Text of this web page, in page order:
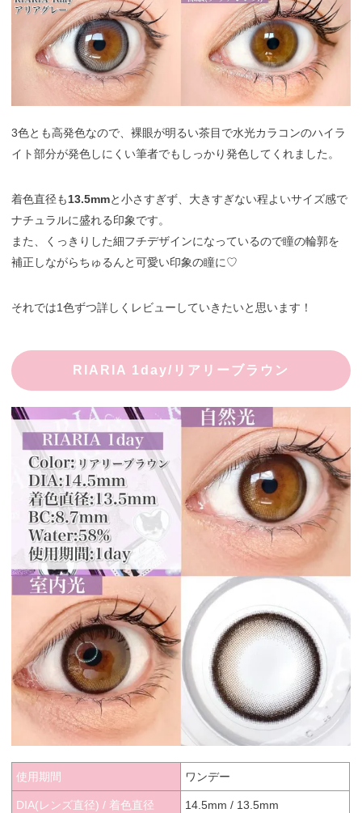
3色とも高発色なので、裸眼が明るい茶目で水光カラコンのハイラ
イト部分が発色しにくい筆者でもしっかり発色してくれました。
着色直径も13.5mmと小さすぎず、大きすぎない程よいサイズ感で
ナチュラルに盛れる印象です。
また、くっきりした細フチデザインになっているので瞳の輪郭を
補正しながらちゅるんと可愛い印象の瞳に♡
それでは1色ずつ詳しくレビューしていきたいと思います！
RIARIA 1day/リアリーブラウン
使用期間 ワンデー
DIA(レンズ直径) / 着色直径 14.5mm / 13.5mm